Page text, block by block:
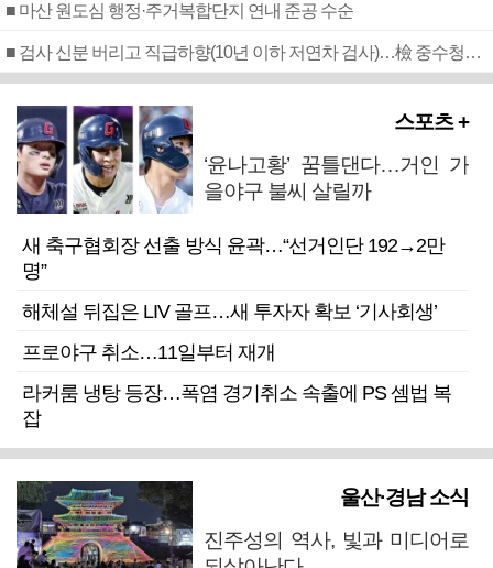
■ 마산 원도심 행정·주거복합단지 연내 준공 수순
■ 검사 신분 버리고 직급하향(10년 이하 저연차 검사)…檢 중수청행 기피
스포츠 +
‘윤나고황’ 꿈틀댄다…거인 가
을야구 불씨 살릴까
새 축구협회장 선출 방식 윤곽…“선거인단 192→2만
명”
해체설 뒤집은 LIV 골프…새 투자자 확보 ‘기사회생’
프로야구 취소…11일부터 재개
라커룸 냉탕 등장…폭염 경기취소 속출에 PS 셈법 복
잡
울산·경남 소식
진주성의 역사, 빛과 미디어로